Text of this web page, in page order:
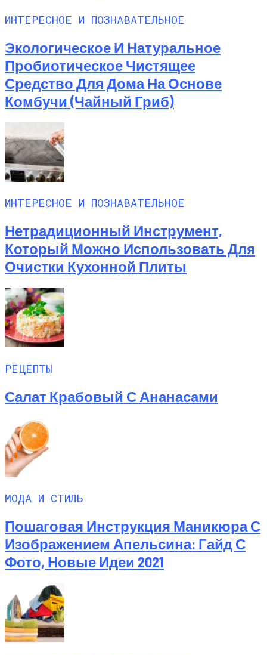
ИНТЕРЕСНОЕ И ПОЗНАВАТЕЛЬНОЕ
Экологическое И Натуральное
Пробиотическое Чистящее
Средство Для Дома На Основе
Комбучи (чайный Гриб)
ИНТЕРЕСНОЕ И ПОЗНАВАТЕЛЬНОЕ
Нетрадиционный Инструмент,
Который Можно Использовать Для
Очистки Кухонной Плиты
РЕЦЕПТЫ
Салат Крабовый С Ананасами
МОДА И СТИЛЬ
Пошаговая Инструкция Маникюра С
Изображением Апельсина: Гайд С
Фото, Новые Идеи 2021